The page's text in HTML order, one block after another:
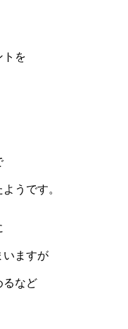
トを
うです。
いますが
るなど